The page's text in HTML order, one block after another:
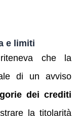
e limiti
che la
di un avviso
dei crediti
la titolarità